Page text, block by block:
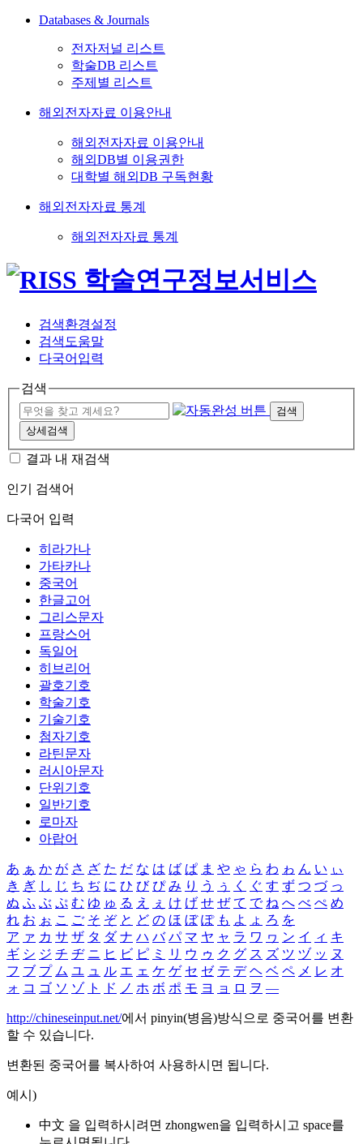
Databases & Journals
전자저널 리스트
학술DB 리스트
주제별 리스트
해외전자자료 이용안내
해외전자자료 이용안내
해외DB별 이용권한
대학별 해외DB 구독현황
해외전자자료 통계
해외전자자료 통계
검색환경설정
검색도움말
다국어입력
검색
검색
상세검색
결과 내 재검색
인기 검색어
다국어 입력
히라가나
가타카나
중국어
한글고어
그리스문자
프랑스어
독일어
히브리어
괄호기호
학술기호
기술기호
첨자기호
라틴문자
러시아문자
단위기호
일반기호
로마자
아랍어
あ ぁ か が さ ざ た だ な は ば ぱ ま や ゃ ら わ ゎ ん い ぃ
き ぎ し じ ち ぢ に ひ び ぴ み り う ぅ く ぐ す ず つ づ っ
ぬ ふ ぶ ぷ む ゆ ゅ る え ぇ け げ せ ぜ て で ね へ べ ぺ め
れ お ぉ こ ご そ ぞ と ど の ほ ぼ ぽ も よ ょ ろ を
ア ァ カ サ ザ タ ダ ナ ハ バ パ マ ヤ ャ ラ ワ ヮ ン イ ィ キ
ギ シ ジ チ ヂ ニ ヒ ビ ピ ミ リ ウ ゥ ク グ ス ズ ツ ヅ ッ ヌ
フ ブ プ ム ユ ュ ル エ ェ ケ ゲ セ ゼ テ デ ヘ ベ ペ メ レ オ
ォ コ ゴ ソ ゾ ト ド ノ ホ ボ ポ モ ヨ ョ ロ ヲ ―
http://chineseinput.net/에서 pinyin(병음)방식으로 중국어를 변환
할 수 있습니다.
변환된 중국어를 복사하여 사용하시면 됩니다.
예시)
中文 을 입력하시려면 zhongwen을 입력하시고 space를